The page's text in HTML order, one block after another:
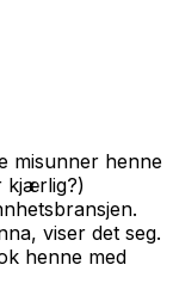
misunner henne
kjærlig?)
viser det seg.
henne med